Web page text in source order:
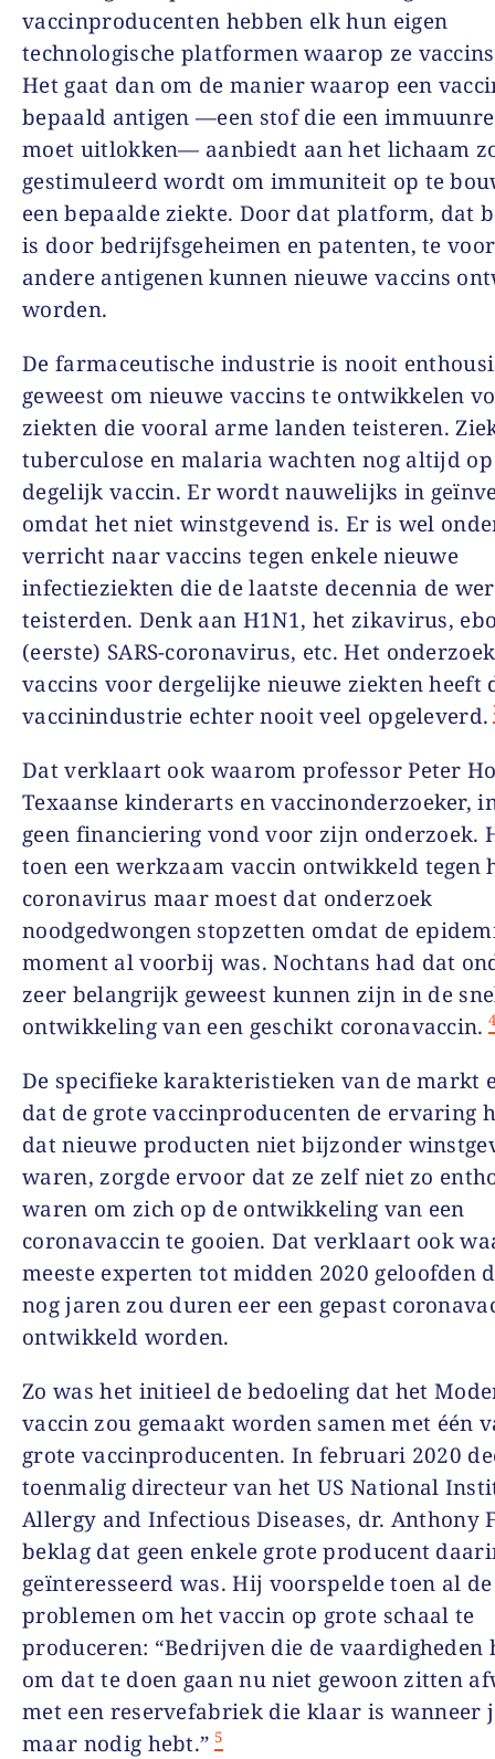
vaccinproducenten hebben elk hun eigen
technologische platformen waarop ze
Het gaat dan om de manier waarop een
bepaald antigen —een stof die een
moet uitlokken— aanbiedt aan het lichaam
gestimuleerd wordt om immuniteit op te
een bepaalde ziekte. Door dat platform, dat
is door bedrijfsgeheimen en patenten, te
andere antigenen kunnen nieuwe vaccins
worden.
De farmaceutische industrie is nooit
geweest om nieuwe vaccins te ontwikkelen
ziekten die vooral arme landen teisteren.
tuberculose en malaria wachten nog altijd
degelijk vaccin. Er wordt nauwelijks in
omdat het niet winstgevend is. Er is wel
verricht naar vaccins tegen enkele nieuwe
infectieziekten die de laatste decennia de
teisterden. Denk aan H1N1, het zikavirus,
(eerste) SARS-coronavirus, etc. Het
vaccins voor dergelijke nieuwe ziekten heeft
vaccinindustrie echter nooit veel opgeleverd.
Dat verklaart ook waarom professor Peter
Texaanse kinderarts en vaccinonderzoeker,
geen financiering vond voor zijn onderzoek.
toen een werkzaam vaccin ontwikkeld tegen
coronavirus maar moest dat onderzoek
noodgedwongen stopzetten omdat de
moment al voorbij was. Nochtans had dat
zeer belangrijk geweest kunnen zijn in de
ontwikkeling van een geschikt coronavaccin.
De specifieke karakteristieken van de markt
dat de grote vaccinproducenten de ervaring
dat nieuwe producten niet bijzonder
waren, zorgde ervoor dat ze zelf niet zo
waren om zich op de ontwikkeling van een
coronavaccin te gooien. Dat verklaart ook
meeste experten tot midden 2020 geloofden
nog jaren zou duren eer een gepast
ontwikkeld worden.
Zo was het initieel de bedoeling dat het
vaccin zou gemaakt worden samen met één
grote vaccinproducenten. In februari 2020
toenmalig directeur van het US National
Allergy and Infectious Diseases, dr. Anthony
beklag dat geen enkele grote producent
geïnteresseerd was. Hij voorspelde toen al
problemen om het vaccin op grote schaal te
produceren: “Bedrijven die de vaardigheden
om dat te doen gaan nu niet gewoon zitten
met een reservefabriek die klaar is wanneer
maar nodig hebt.” 5